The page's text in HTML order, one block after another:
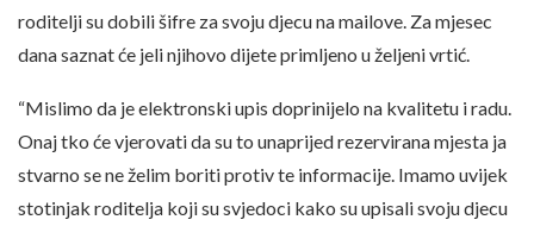
roditelji su dobili šifre za svoju djecu na mailove. Za mjesec
dana saznat će jeli njihovo dijete primljeno u željeni vrtić.
“Mislimo da je elektronski upis doprinijelo na kvalitetu i radu.
Onaj tko će vjerovati da su to unaprijed rezervirana mjesta ja
stvarno se ne želim boriti protiv te informacije. Imamo uvijek
stotinjak roditelja koji su svjedoci kako su upisali svoju djecu